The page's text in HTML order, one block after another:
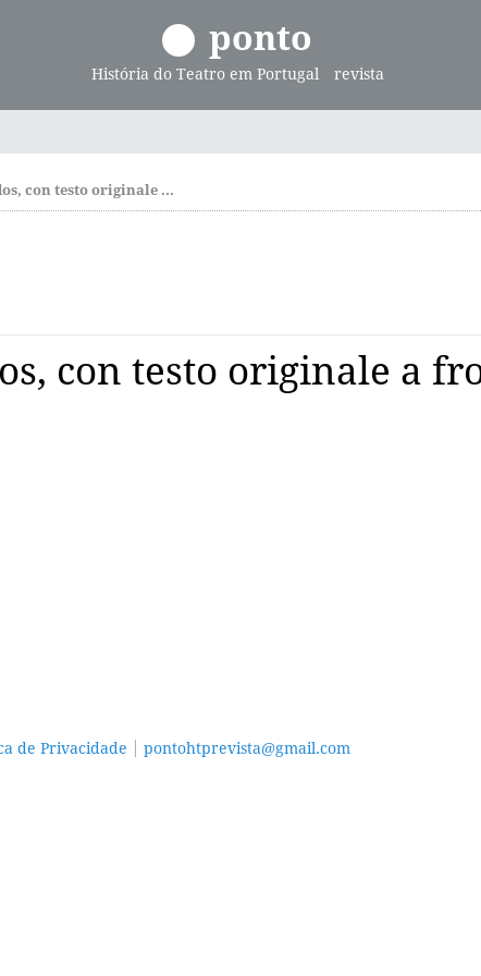
ponto
História do Teatro em Portugal revista
Gil Vicente, Don Duardos, con testo originale a fronte
con testo originale a
de Privacidade pontohtprevista@gmail.com